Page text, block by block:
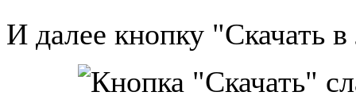
И далее кнопку "Скачать